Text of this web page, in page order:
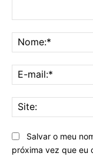
Salvar o meu
próxima vez que eu